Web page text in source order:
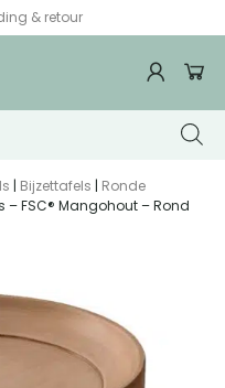
& retour
| Bijzettafels | Ronde
– FSC® Mangohout – Rond